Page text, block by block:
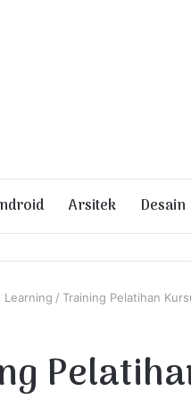
Arsitek Desain
Learning / Training Pelatihan